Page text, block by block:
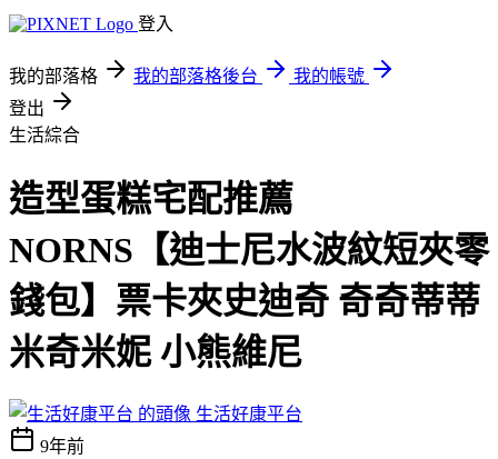
登入
我的部落格 我的部落格後台
我的帳號
登出
生活綜合
造型蛋糕宅配推薦
NORNS【迪士尼水波紋短夾零
錢包】票卡夾史迪奇 奇奇蒂蒂
米奇米妮 小熊維尼
生活好康平台
9年前